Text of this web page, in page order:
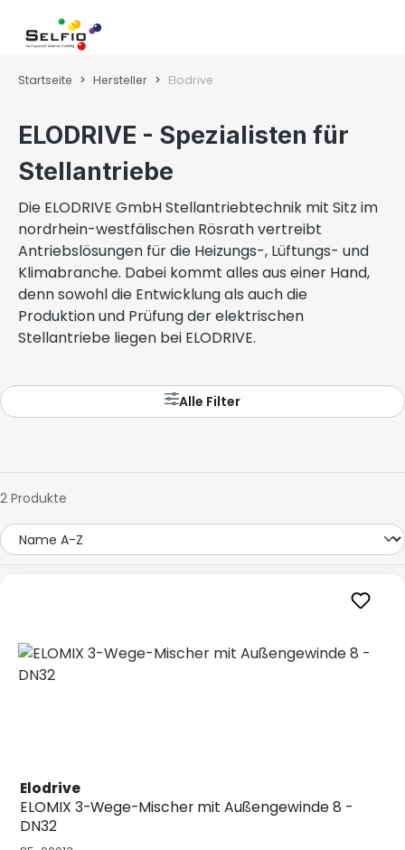
Zum Hauptinhalt springen
Startseite Hersteller Elodrive
ELODRIVE - Spezialisten für
Stellantriebe
Die ELODRIVE GmbH Stellantriebtechnik mit Sitz im
nordrhein-westfälischen Rösrath vertreibt
Antriebslösungen für die Heizungs-, Lüftungs- und
Klimabranche. Dabei kommt alles aus einer Hand,
denn sowohl die Entwicklung als auch die
Produktion und Prüfung der elektrischen
Stellantriebe liegen bei ELODRIVE.
Alle Filter
2 Produkte
Elodrive
ELOMIX 3-Wege-Mischer mit Außengewinde 8 -
DN32